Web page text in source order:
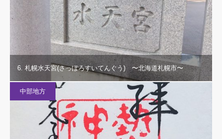
6. 札幌水天宮(さっぽろすいてんぐう) 〜北海道札幌市〜
中部地方